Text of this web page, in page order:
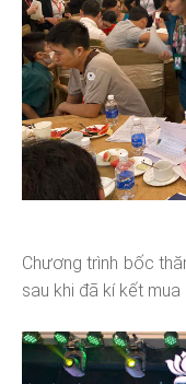
Chương trình bốc
sau khi đã kí kết mua